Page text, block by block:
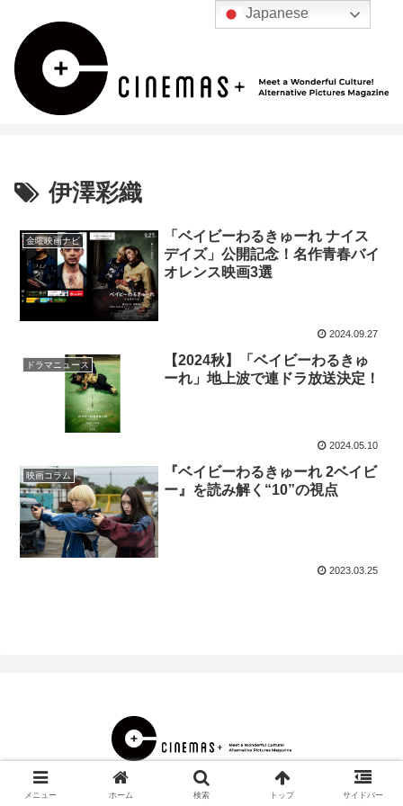
伊澤彩織
金曜映画ナビ
「ベイビーわるきゅーれ ナイス
デイズ」公開記念！名作青春バイ
オレンス映画3選
2024.09.27
ドラマニュース
【2024秋】「ベイビーわるきゅ
ーれ」地上波で連ドラ放送決定！
2024.05.10
映画コラム
『ベイビーわるきゅーれ 2ベイビ
ー』を読み解く“10”の視点
2023.03.25
© 2000 CINEMAS＋.
メニュー ホーム 検索 トップ サイドバー
Japanese